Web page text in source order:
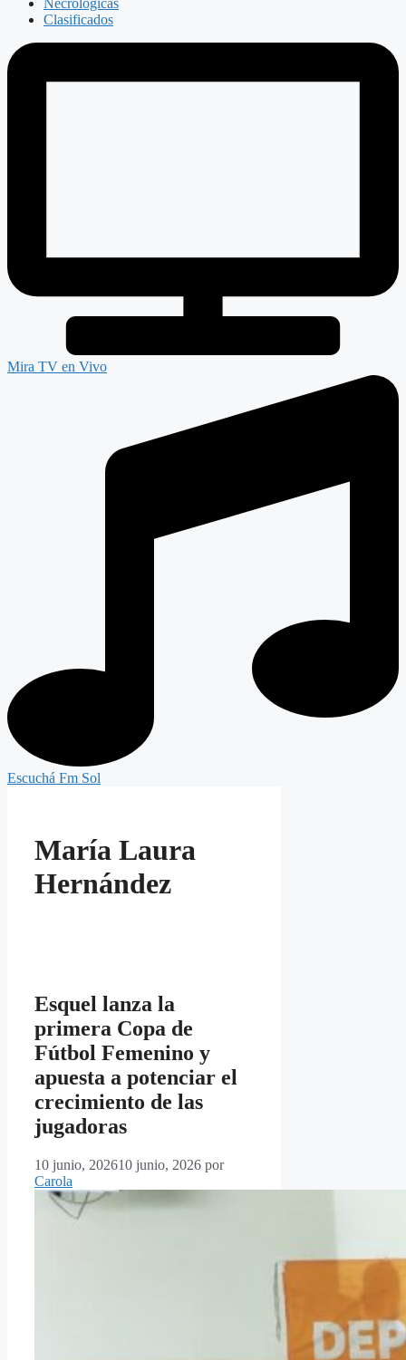
Clasificados
Mira TV en Vivo
Escuchá Fm Sol
María Laura
Hernández
Esquel lanza la
primera Copa de
Fútbol Femenino y
apuesta a potenciar el
crecimiento de las
jugadoras
10 junio, 202610 junio, 2026 por
Carola